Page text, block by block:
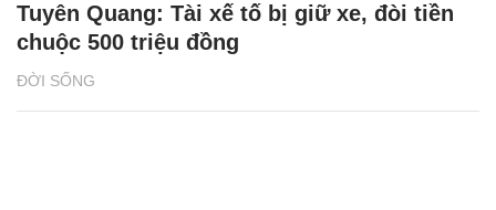
ĐỜI SỐNG
Tuyên Quang: Tài xế tố bị giữ xe, đòi tiền
chuộc 500 triệu đồng